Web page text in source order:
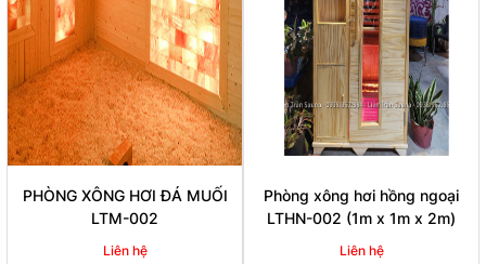
PHÒNG XÔNG HƠI ĐÁ MUỐI
LTM-002
Liên hệ
Phòng xông hơi hồng ngoại
LTHN-002 (1m x 1m x 2m)
Liên hệ